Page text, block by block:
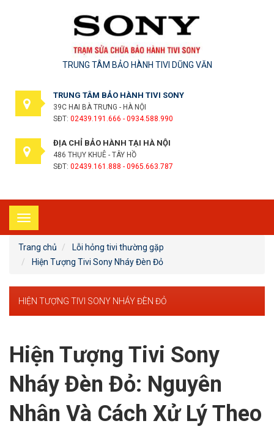
TRUNG TÂM BẢO HÀNH TIVI DŨNG VĂN
TRUNG TÂM BẢO HÀNH TIVI SONY
39C HAI BÀ TRƯNG - HÀ NỘI
SĐT: 02439.191.666 - 0934.588.990
ĐỊA CHỈ BẢO HÀNH TẠI HÀ NỘI
486 THỤY KHUÊ - TÂY HỒ
SĐT: 02439.161.888 - 0965.663.787
Toggle
navigation
Trang chủ
Lỗi hỏng tivi thường gặp
Hiện Tượng Tivi Sony Nháy Đèn Đỏ
HIỆN TƯỢNG TIVI SONY NHÁY ĐÈN ĐỎ
Hiện Tượng Tivi Sony
Nháy Đèn Đỏ: Nguyên
Nhân Và Cách Xử Lý Theo